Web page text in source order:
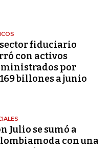
fiduciario
con activos
por
billones a junio
Julio se sumó a
con una